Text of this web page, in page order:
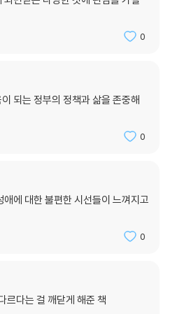
0
되는 정부의 정책과 삶을 존중해
0
에 대한 불편한 시선들이 느껴지고
0
르다는 걸 깨닫게 해준 책